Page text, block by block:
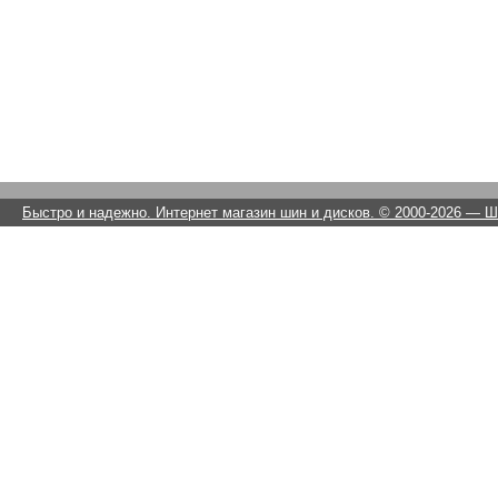
Быстро и надежно. Интернет магазин шин и дисков. © 2000-2026 —